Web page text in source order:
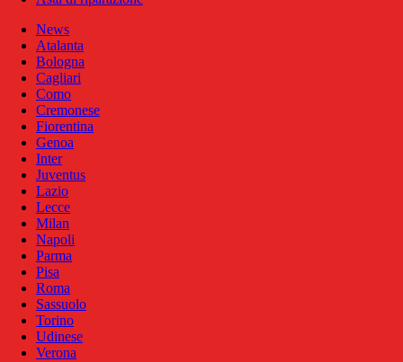
News
Atalanta
Bologna
Cagliari
Como
Cremonese
Fiorentina
Genoa
Inter
Juventus
Lazio
Lecce
Milan
Napoli
Parma
Pisa
Roma
Sassuolo
Torino
Udinese
Verona